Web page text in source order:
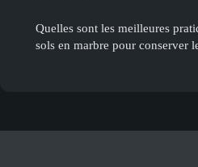
Quelles sont les meilleures
sols en marbre pour conserver